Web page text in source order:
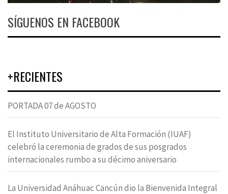
SÍGUENOS EN FACEBOOK
+RECIENTES
PORTADA 07 de AGOSTO
El Instituto Universitario de Alta Formación (IUAF)
celebró la ceremonia de grados de sus posgrados
internacionales rumbo a su décimo aniversario
La Universidad Anáhuac Cancún dio la Bienvenida Integral